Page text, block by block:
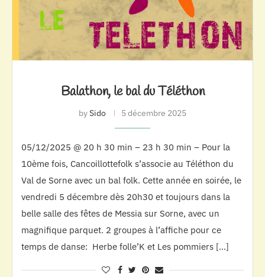
Balathon, le bal du Téléthon
bySido 5 décembre 2025
05/12/2025 @ 20 h 30 min – 23 h 30 min – Pour la
10ème fois, Cancoillottefolk s’associe au Téléthon du
Val de Sorne avec un bal folk. Cette année en soirée, le
vendredi 5 décembre dès 20h30 et toujours dans la
belle salle des fêtes de Messia sur Sorne, avec un
magnifique parquet. 2 groupes à l’affiche pour ce
temps de danse: Herbe folle’K et Les pommiers […]